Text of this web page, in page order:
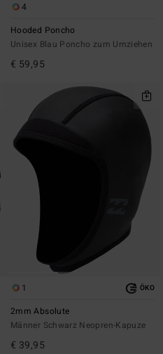
4
Hooded Poncho
Unisex Blau Poncho zum Umziehen
€ 59,95
1 ÖKO
2mm Absolute
Männer Schwarz Neopren-Kapuze
€ 39,95